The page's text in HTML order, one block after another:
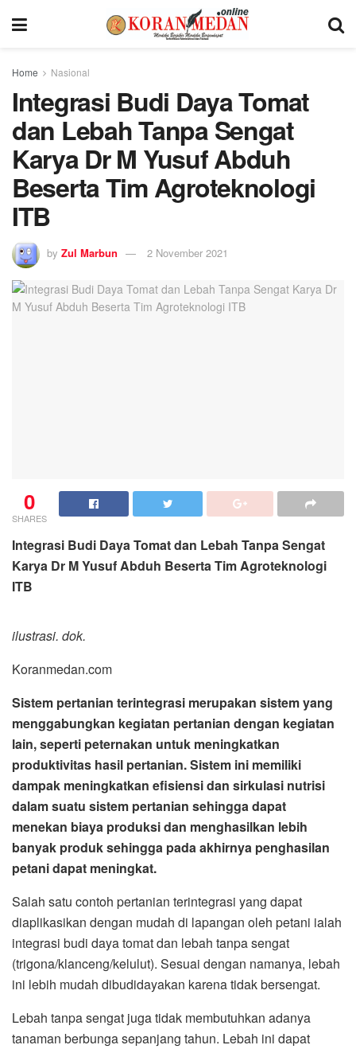
Home Nasional
Integrasi Budi Daya Tomat
dan Lebah Tanpa Sengat
Karya Dr M Yusuf Abduh
Beserta Tim Agroteknologi
ITB
by Zul Marbun 2 November 2021
0
SHARES
Integrasi Budi Daya Tomat dan Lebah Tanpa Sengat
Karya Dr M Yusuf Abduh Beserta Tim Agroteknologi
ITB
ilustrasi. dok.
Koranmedan.com
Sistem pertanian terintegrasi merupakan sistem yang
menggabungkan kegiatan pertanian dengan kegiatan
lain, seperti peternakan untuk meningkatkan
produktivitas hasil pertanian. Sistem ini memiliki
dampak meningkatkan efisiensi dan sirkulasi nutrisi
dalam suatu sistem pertanian sehingga dapat
menekan biaya produksi dan menghasilkan lebih
banyak produk sehingga pada akhirnya penghasilan
petani dapat meningkat.
Salah satu contoh pertanian terintegrasi yang dapat
diaplikasikan dengan mudah di lapangan oleh petani ialah
integrasi budi daya tomat dan lebah tanpa sengat
(trigona/klanceng/kelulut). Sesuai dengan namanya, lebah
ini lebih mudah dibudidayakan karena tidak bersengat.
Lebah tanpa sengat juga tidak membutuhkan adanya
tanaman berbunga sepanjang tahun. Lebah ini dapat